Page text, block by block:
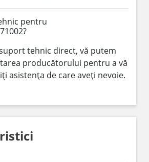
pentru
tehnic direct, vă putem
producătorului pentru a vă
asistența de care aveți nevoie.